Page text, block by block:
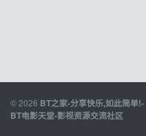
© 2026 BT之家-分享快乐,如此简单!-
BT电影天堂-影视资源交流社区